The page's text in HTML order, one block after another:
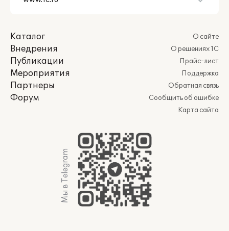
Каталог
Внедрения
Публикации
Мероприятия
Партнеры
Форум
О сайте
О решениях 1С
Прайс-лист
Поддержка
Обратная связь
Сообщить об ошибке
Карта сайта
Мы в Telegram